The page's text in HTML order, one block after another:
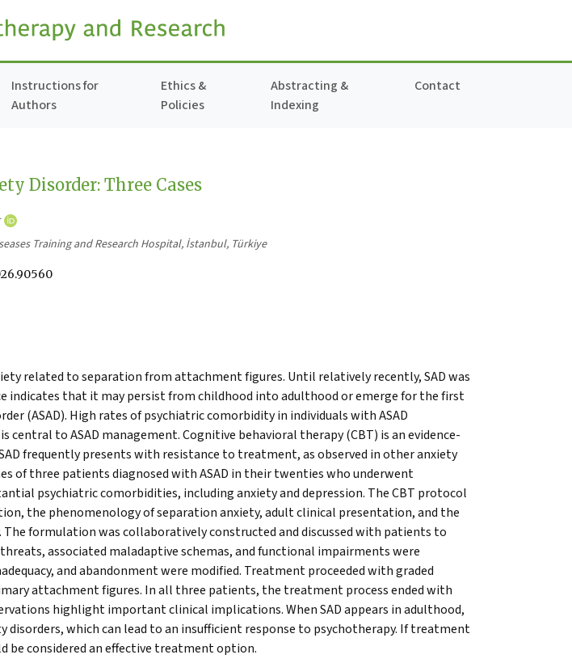
Instructions for
Authors
Ethics &
Policies
Abstracting &
Indexing
Contact
Disorder: Three Cases
Training and Research Hospital, İstanbul, Türkiye
related to separation from attachment figures. Until relatively recently, SAD was
indicates that it may persist from childhood into adulthood or emerge for the first
(ASAD). High rates of psychiatric comorbidity in individuals with ASAD
to ASAD management. Cognitive behavioral therapy (CBT) is an evidence-
frequently presents with resistance to treatment, as observed in other anxiety
of three patients diagnosed with ASAD in their twenties who underwent
psychiatric comorbidities, including anxiety and depression. The CBT protocol
the phenomenology of separation anxiety, adult clinical presentation, and the
formulation was collaboratively constructed and discussed with patients to
associated maladaptive schemas, and functional impairments were
and abandonment were modified. Treatment proceeded with graded
attachment figures. In all three patients, the treatment process ended with
highlight important clinical implications. When SAD appears in adulthood,
which can lead to an insufficient response to psychotherapy. If treatment
be considered an effective treatment option.